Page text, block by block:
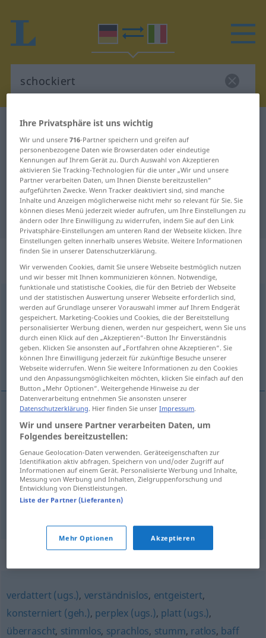
Deutsch-Italienisch Wörterbuch
Deutsch-Italienisch Übersetzung
für "schockiert"
"schockiert" Italienisch
Übersetzung
„schockiert“: Partizip Perfekt |
Adjektiv
schockiertpperfu. adj
Übersicht aller Übersetzungen
(Für mehr Details die Übersetzung anklicken/antippen)
essere scandalizzato da...
schockiert → siehe „schockieren“
Beispiele
überetwasschockiertsein
essere scandalizzatoda,per
Synonyme für "schockiert"
verdattert (ugs.), verständnislos, entgeistert,
konsterniert (geh.), perplex (ugs.), platt (ugs.),
überrascht, stimmlos, sprachlos, stumm, ratlos, baff
Ihre Privatsphäre ist uns wichtig
Wir und unsere716-Partner speichern und greifen auf
personenbezogene Daten wie Browserdaten oder eindeutige
Kennungen auf Ihrem Gerät zu. Durch Auswahl von Akzeptieren
aktivieren Sie Tracking-Technologien für die unter „Wir und unsere
Partner verarbeiten Daten, um Ihnen Dienste bereitzustellen“
aufgeführten Zwecke. Wenn Tracker deaktiviert sind, sind manche
Inhalte und Anzeigen möglicherweise nicht mehr so relevant für Sie. Sie
können dieses Menü jederzeit wieder aufrufen, um Ihre Einstellungen zu
ändern oder Ihre Einwilligung zu widerrufen, indem Sie auf den Link
Privatsphäre-Einstellungen am unteren Rand der Webseite klicken. Ihre
Einstellungen gelten innerhalb unseres Website. Weitere Informationen
finden Sie in unserer Datenschutzerklärung.
Wir verwenden Cookies, damit Sie unsere Webseite bestmöglich nutzen
und wir besser mit Ihnen kommunizieren können. Notwendige,
funktionale und statistische Cookies, die für den Betrieb der Webseite
und der statistischen Auswertung unserer Webseite erforderlich sind,
werden auf Grundlage unserer Vorauswahl immer auf Ihrem Endgerät
gespeichert. Marketing-Cookies und Cookies, die der Bereitstellung
personalisierter Werbung dienen, werden nur gespeichert, wenn Sie uns
durch einen Klick auf den „Akzeptieren“-Button Ihr Einverständnis
geben. Klicken Sie ansonsten auf „Fortfahren ohne Akzeptieren“. Sie
können Ihre Einwilligung jederzeit für zukünftige Besuche unserer
Webseite widerrufen. Wenn Sie weitere Informationen zu den Cookies
und den Anpassungsmöglichkeiten möchten, klicken Sie einfach auf den
Button „Mehr Optionen“. Weitergehende Hinweise zu der
Datenverarbeitung entnehmen Sie ansonsten unserer
Datenschutzerklärung. Hier finden Sie unserImpressum.
Wir und unsere Partner verarbeiten Daten, um
Folgendes bereitzustellen:
Genaue Geolocation-Daten verwenden. Geräteeigenschaften zur
Identifikation aktiv abfragen. Speichern von und/oder Zugriff auf
Informationen auf einem Gerät. Personalisierte Werbung und Inhalte,
Messung von Werbung und Inhalten, Zielgruppenforschung und
Entwicklung von Dienstleistungen.
Liste der Partner (Lieferanten)
Mehr Optionen Akzeptieren